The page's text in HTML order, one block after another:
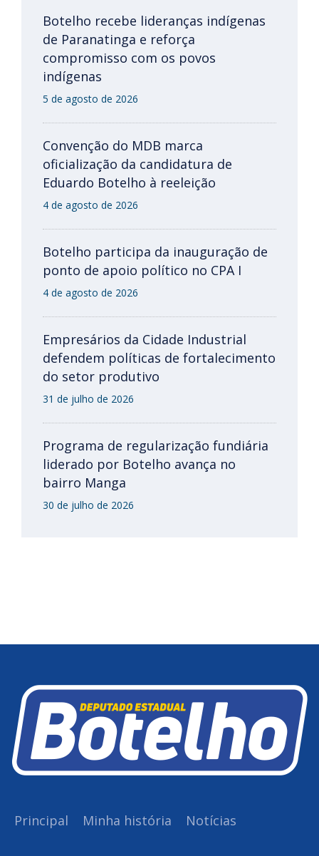
Botelho recebe lideranças indígenas
de Paranatinga e reforça
compromisso com os povos
indígenas
5 de agosto de 2026
Convenção do MDB marca
oficialização da candidatura de
Eduardo Botelho à reeleição
4 de agosto de 2026
Botelho participa da inauguração de
ponto de apoio político no CPA I
4 de agosto de 2026
Empresários da Cidade Industrial
defendem políticas de fortalecimento
do setor produtivo
31 de julho de 2026
Programa de regularização fundiária
liderado por Botelho avança no
bairro Manga
30 de julho de 2026
Principal Minha história Notícias